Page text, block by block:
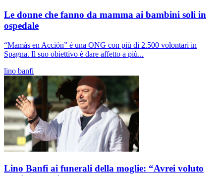
Le donne che fanno da mamma ai bambini soli in
ospedale
“Mamás en Acción” è una ONG con più di 2.500 volontari in
Spagna. Il suo obiettivo è dare affetto a più...
lino banfi
Lino Banfi ai funerali della moglie: “Avrei voluto